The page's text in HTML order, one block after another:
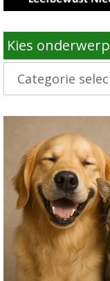
Kies onderwerp
Kies
onderwerp